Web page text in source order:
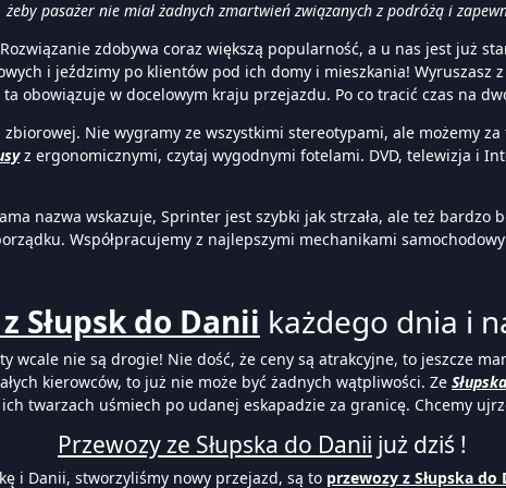
żeby pasażer nie miał żadnych zmartwień związanych z podróżą i
zdobywa coraz większą popularność, a u nas jest już
i jeździmy po klientów pod ich domy i mieszkania! Wyruszasz
obowiązuje w docelowym kraju przejazdu. Po co tracić czas na
Nie wygramy ze wszystkimi stereotypami, ale możemy
z ergonomicznymi, czytaj wygodnymi fotelami. DVD, telewizja i
nazwa wskazuje, Sprinter jest szybki jak strzała, ale też bardzo
Współpracujemy z najlepszymi mechanikami
Słupsk do Danii każdego dnia i
wcale nie są drogie! Nie dość, że ceny są atrakcyjne, to jeszcze
kierowców, to już nie może być żadnych wątpliwości. Ze Słupska
twarzach uśmiech po udanej eskapadzie za granicę. Chcemy
Przewozy ze Słupska do Danii już dziś !
i Danii, stworzyliśmy nowy przejazd, są to przewozy z Słupska do